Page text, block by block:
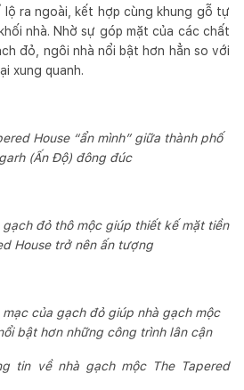
ra ngoài, kết hợp cùng khung gỗ tự
nhà. Nhờ sự góp mặt của các chất
đỏ, ngôi nhà nổi bật hơn hẳn so với
xung quanh.
House “ẩn mình” giữa thành phố
(Ấn Độ) đông đúc
đỏ thô mộc giúp thiết kế mặt tiền
House trở nên ấn tượng
mạc của gạch đỏ giúp nhà gạch mộc
bật hơn những công trình lân cận
tin về nhà gạch mộc The Tapered